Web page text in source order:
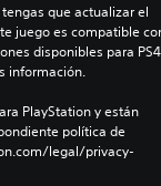
que actualizar el
juego es compatible
disponibles para
información.
PlayStation y están
política de
legal/privacy-